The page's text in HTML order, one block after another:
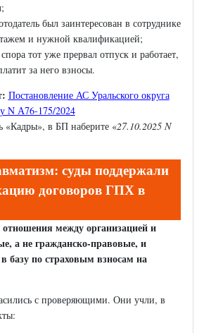
был заинтересован в сотруднике
и нужной квалификацией;
тот уже прервал отпуск и работает,
за него взносы.
Постановление АС Уральского округа
N А76-175/2024
«Кадры», в БП наберите «27.10.2025 N
суды поддержали
договоров ГПХ в
между организацией и
а не гражданско-правовые, и
по страховым взносам на
с проверяющими. Они учли, в